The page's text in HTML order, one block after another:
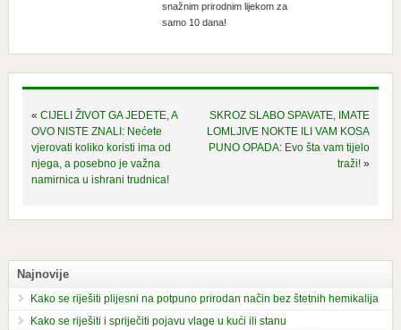
snažnim prirodnim lijekom za
samo 10 dana!
« CIJELI ŽIVOT GA JEDETE, A
OVO NISTE ZNALI: Nećete
vjerovati koliko koristi ima od
njega, a posebno je važna
namirnica u ishrani trudnica!
SKROZ SLABO SPAVATE, IMATE
LOMLJIVE NOKTE ILI VAM KOSA
PUNO OPADA: Evo šta vam tijelo
traži! »
Najnovije
Kako se riješiti plijesni na potpuno prirodan način bez štetnih hemikalija
Kako se riješiti i spriječiti pojavu vlage u kući ili stanu